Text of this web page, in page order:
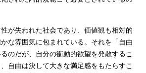
が失われた社会であり、価値観も相対的
な雰囲気に包まれている。それを「自由
のだが、自分の衝動的欲望を発散するこ
自由は決して大きな満足感をもたらすこ